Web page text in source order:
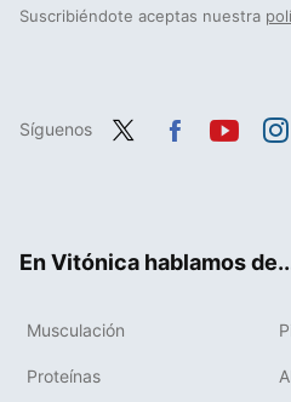
Suscribiéndote aceptas nuestra
Síguenos
En Vitónica hablamos
Musculación
Proteínas